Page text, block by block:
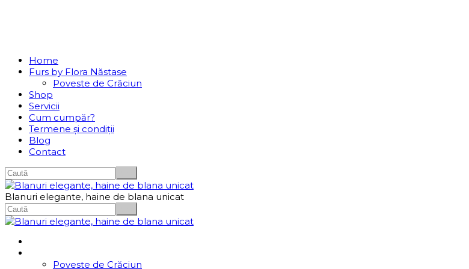
Home
Furs by Flora Năstase
Poveste de Crăciun
Shop
Servicii
Cum cumpăr?
Termene și condiții
Blog
Contact
Blanuri elegante, haine de blana unicat
Poveste de Crăciun